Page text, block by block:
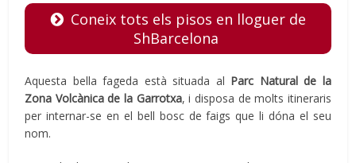
Coneix tots els pisos en lloguer de
ShBarcelona
Aquesta bella fageda està situada al Parc Natural de la
Zona Volcànica de la Garrotxa, i disposa de molts itineraris
per internar-se en el bell bosc de faigs que li dóna el seu
nom.